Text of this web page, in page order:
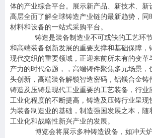
体的产业综合平台。展示新产品、新技术、新
高层全面了解全球铸造产业链的最新趋势，同
材料和设备的一站式采购平台。
铸造是装备制造业不可或缺的工艺环
和高端装备创新发展的重要支撑和基础保障，
现代交织的重要领域，正迎来前所未有的变革
产力的时代命题，，高端铸件聚焦多元场景，
头创新，高端装备解锁智造密码，铝镁合金铸
铸造及压铸是现代工业重要的工艺装备，行业
工业化程度的不断提高，铸造及压铸行业呈现
为装备制造业的基础，制造强国发展之本，随
工业化和战略性新兴产业的发展。
博览会将展示多种铸造设备，如冲天